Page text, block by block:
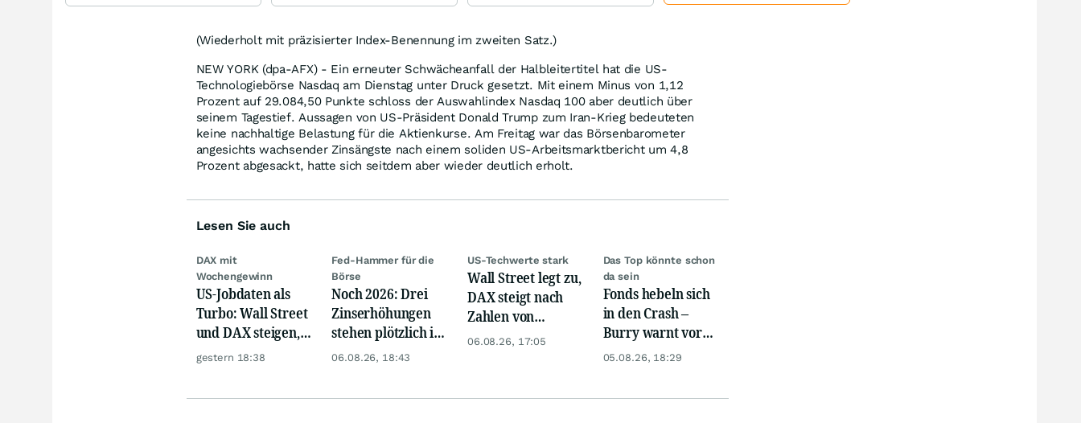
(Wiederholt mit präzisierter Index-Benennung im zweiten Satz.)
NEW YORK (dpa-AFX) - Ein erneuter Schwächeanfall der Halbleitertitel hat die US-
Technologiebörse Nasdaq am Dienstag unter Druck gesetzt. Mit einem Minus von 1,12
Prozent auf 29.084,50 Punkte schloss der Auswahlindex Nasdaq 100 aber deutlich über
seinem Tagestief. Aussagen von US-Präsident Donald Trump zum Iran-Krieg bedeuteten
keine nachhaltige Belastung für die Aktienkurse. Am Freitag war das Börsenbarometer
angesichts wachsender Zinsängste nach einem soliden US-Arbeitsmarktbericht um 4,8
Prozent abgesackt, hatte sich seitdem aber wieder deutlich erholt.
Lesen Sie auch
DAX mit
Wochengewinn
US-Jobdaten als
Turbo: Wall Street
und DAX steigen,
Gold glänzt
gestern 18:38
Fed-Hammer für die
Börse
Noch 2026: Drei
Zinserhöhungen
stehen plötzlich im
Raum
06.08.26, 18:43
US-Techwerte stark
Wall Street legt zu,
DAX steigt nach
Zahlen von
Telekom, Henkel
06.08.26, 17:05
Das Top könnte schon
da sein
Fonds hebeln sich
in den Crash –
Burry warnt vor
einem Absturz wie
05.08.26, 18:29